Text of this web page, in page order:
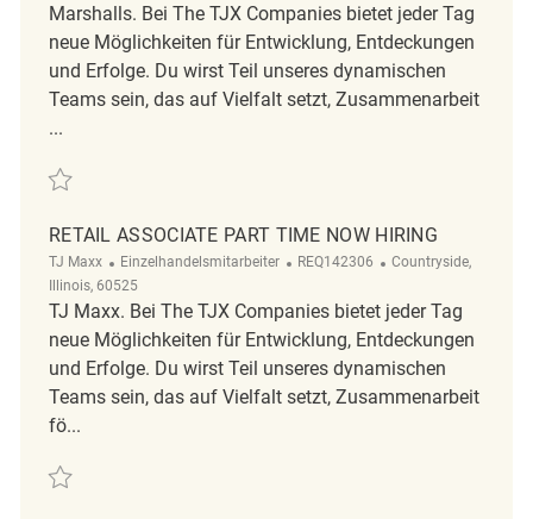
Marshalls. Bei The TJX Companies bietet jeder Tag
neue Möglichkeiten für Entwicklung, Entdeckungen
und Erfolge. Du wirst Teil unseres dynamischen
Teams sein, das auf Vielfalt setzt, Zusammenarbeit
...
Retten Retail Associate Part Time Now Hiring REQ126626
RETAIL ASSOCIATE PART TIME NOW HIRING
TJ Maxx Kategorie
Einzelhandelsmitarbeiter ReqId
REQ142306 Ort
Countryside,
Illinois, 60525
TJ Maxx. Bei The TJX Companies bietet jeder Tag
neue Möglichkeiten für Entwicklung, Entdeckungen
und Erfolge. Du wirst Teil unseres dynamischen
Teams sein, das auf Vielfalt setzt, Zusammenarbeit
fö...
Retten Retail Associate Part Time Now Hiring REQ142306